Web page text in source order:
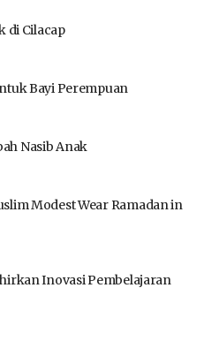
di Cilacap
Bayi Perempuan
Nasib Anak
Modest Wear Ramadan in
Inovasi Pembelajaran